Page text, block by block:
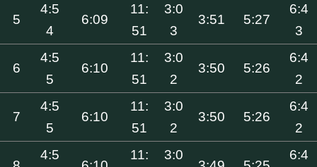
5
4:5
4
6:09
11:
51
3:0
3
3:51 5:27
6:4
3
6
4:5
5
6:10
11:
51
3:0
2
3:50 5:26
6:4
2
7
4:5
5
6:10
11:
51
3:0
2
3:50 5:26
6:4
2
4:5
11:
3:0
6:4